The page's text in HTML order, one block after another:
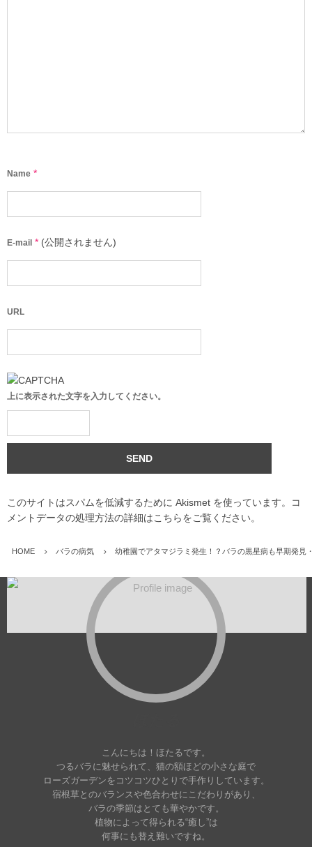
Name *
E-mail * (公開されません)
URL
上に表示された文字を入力してください。
このサイトはスパムを低減するために Akismet を使っています。
コ
メントデータの処理方法の詳細はこちらをご覧ください。
HOME バラの病気 幼稚園でアタマジラミ発生！？バラの黒星病も早期発見
こんにちは！ほたるです。
つるバラに魅せられて、猫の額ほどの小さな庭で
ローズガーデンをコツコツひとりで手作りしています。
宿根草とのバランスや色合わせにこだわりがあり、
バラの季節はとても華やかです。
植物によって得られる“癒し”は
何事にも替え難いですね。